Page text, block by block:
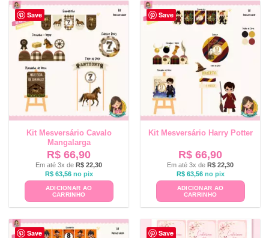
Save
Kit Mesversário Cavalo
Mangalarga
R$ 66,90
Em até 3x de R$ 22,30
R$63,56 no pix
ADICIONAR AO
CARRINHO
Save
Kit Mesversário Harry Potter
R$ 66,90
Em até 3x de R$ 22,30
R$63,56 no pix
ADICIONAR AO
CARRINHO
Save Save